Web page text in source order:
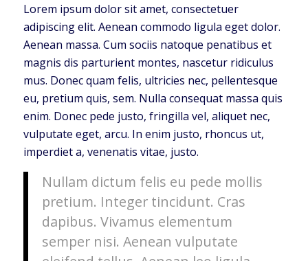
Lorem ipsum dolor sit amet, consectetuer
adipiscing elit. Aenean commodo ligula eget dolor.
Aenean massa. Cum sociis natoque penatibus et
magnis dis parturient montes, nascetur ridiculus
mus. Donec quam felis, ultricies nec, pellentesque
eu, pretium quis, sem. Nulla consequat massa quis
enim. Donec pede justo, fringilla vel, aliquet nec,
vulputate eget, arcu. In enim justo, rhoncus ut,
imperdiet a, venenatis vitae, justo.
Nullam dictum felis eu pede mollis
pretium. Integer tincidunt. Cras
dapibus. Vivamus elementum
semper nisi. Aenean vulputate